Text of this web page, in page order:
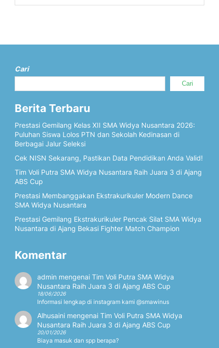
Cari
Cari
Berita Terbaru
Prestasi Gemilang Kelas XII SMA Widya Nusantara 2026:
Puluhan Siswa Lolos PTN dan Sekolah Kedinasan di
Berbagai Jalur Seleksi
Cek NISN Sekarang, Pastikan Data Pendidikan Anda Valid!
Tim Voli Putra SMA Widya Nusantara Raih Juara 3 di Ajang
ABS Cup
Prestasi Membanggakan Ekstrakurikuler Modern Dance
SMA Widya Nusantara
Prestasi Gemilang Ekstrakurikuler Pencak Silat SMA Widya
Nusantara di Ajang Bekasi Fighter Match Champion
Komentar
admin mengenai Tim Voli Putra SMA Widya
Nusantara Raih Juara 3 di Ajang ABS Cup
18/06/2026
Informasi lengkap di instagram kami @smawinus
Alhusainimengenai Tim Voli Putra SMA Widya
Nusantara Raih Juara 3 di Ajang ABS Cup
20/01/2026
Biaya masuk dan spp berapa?